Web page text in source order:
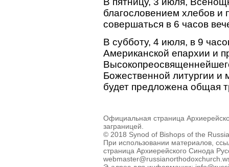
благословением хлебов и
совершаться в 6 часов
В субботу, 4 июля, в 9
Американской епархии и
Божественной литургии и
будет предложена общая
Официальная страница
заграницей.
© 2018 Synod of Bishops of the
При использовании материалов,
страница Архиерейского Синода